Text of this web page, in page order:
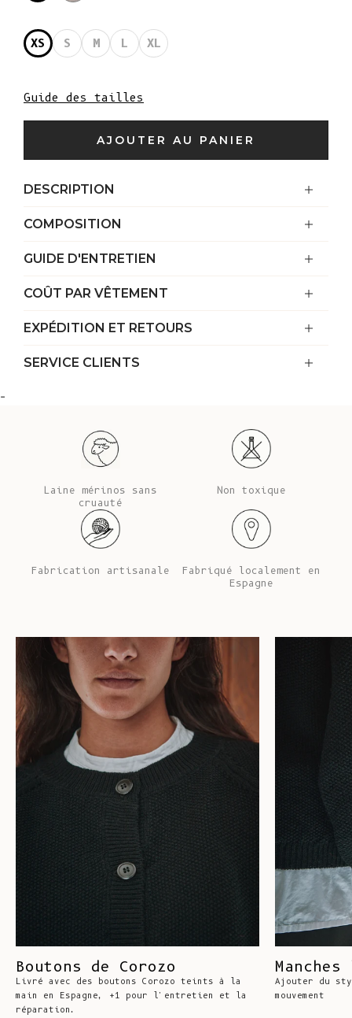
XS S M L XL
Guide des tailles
AJOUTER AU PANIER
DESCRIPTION
COMPOSITION
GUIDE D'ENTRETIEN
COÛT PAR VÊTEMENT
EXPÉDITION ET RETOURS
SERVICE CLIENTS
-
Laine mérinos sans
cruauté
Non toxique
Fabrication artisanale
Fabriqué localement en
Espagne
Boutons de Corozo
Livré avec des boutons Corozo teints à la
main en Espagne, +1 pour l'entretien et la
réparation.
Ajouter du
mouvement